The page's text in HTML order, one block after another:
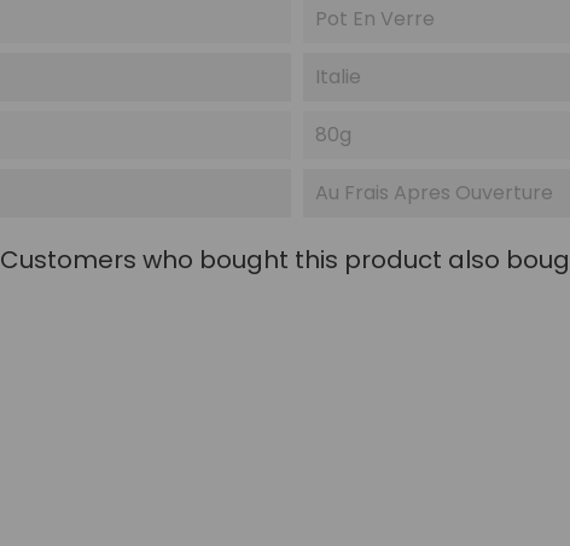
Pot En Verre
Italie
80g
Au Frais Apres Ouverture
Customers who bought this product also